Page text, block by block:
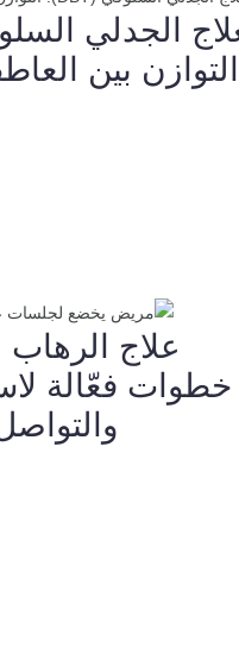
التوازن بين
علاج الرهاب
خطوات فعّالة